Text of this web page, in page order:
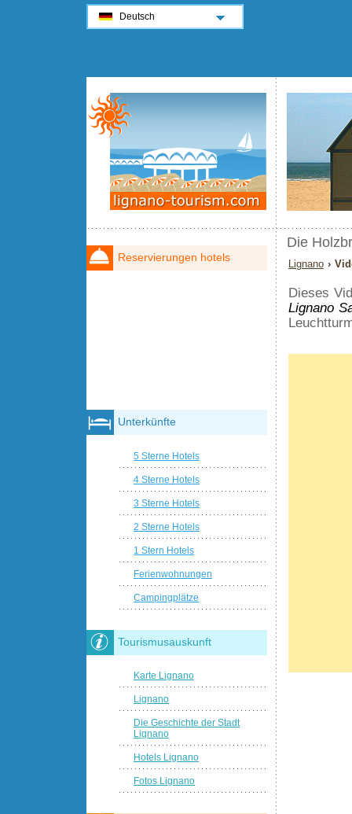
Die
Lignano ›
Dieses
Lignano
Reservierungen hotels
Unterkünfte
5 Sterne Hotels
4 Sterne Hotels
3 Sterne Hotels
2 Sterne Hotels
1 Stern Hotels
Ferienwohnungen
Campingplätze
Tourismusauskunft
Karte Lignano
Lignano
Die Geschichte der Stadt
Lignano
Hotels Lignano
Fotos Lignano
Deutsch